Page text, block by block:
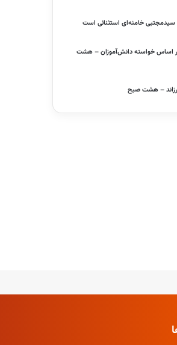
خامنه‌ای استثنائی است
بر اساس خواسته دانش‌آموزان – هشت